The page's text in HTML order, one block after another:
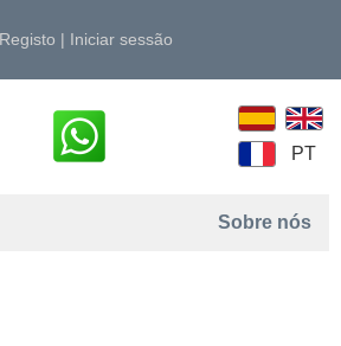
Registo | Iniciar sessão
PT
Sobre nós